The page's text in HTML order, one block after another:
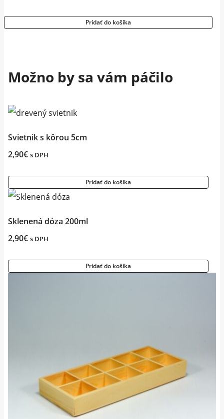
was:
is:
Pridať do košíka
Možno by sa vám páčilo
Svietnik s kôrou 5cm
2,90€ s DPH
Pridať do košíka
Sklenená dóza 200ml
2,90€ s DPH
Pridať do košíka